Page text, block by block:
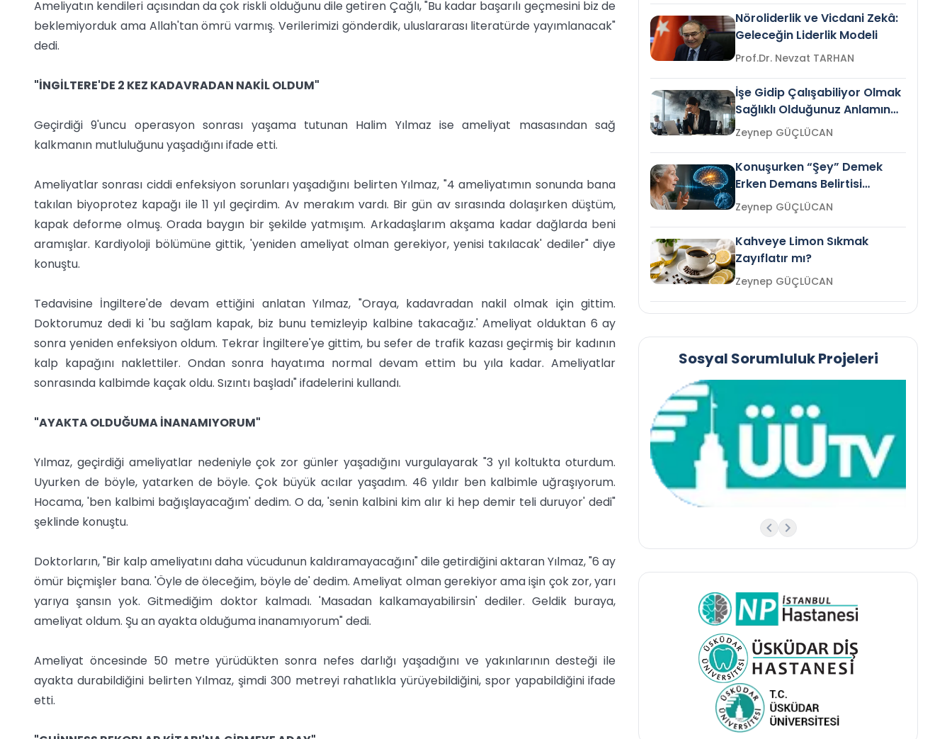
Ameliyatın kendileri açısından da çok riskli olduğunu dile getiren Çağlı, "Bu kadar başarılı geçmesini biz de
beklemiyorduk ama Allah'tan ömrü varmış. Verilerimizi gönderdik, uluslararası literatürde yayımlanacak"
dedi.
"İNGİLTERE'DE 2 KEZ KADAVRADAN NAKİL OLDUM"
Geçirdiği 9'uncu operasyon sonrası yaşama tutunan Halim Yılmaz ise ameliyat masasından sağ
kalkmanın mutluluğunu yaşadığını ifade etti.
Ameliyatlar sonrası ciddi enfeksiyon sorunları yaşadığını belirten Yılmaz, "4 ameliyatımın sonunda bana
takılan biyoprotez kapağı ile 11 yıl geçirdim. Av merakım vardı. Bir gün av sırasında dolaşırken düştüm,
kapak deforme olmuş. Orada baygın bir şekilde yatmışım. Arkadaşlarım akşama kadar dağlarda beni
aramışlar. Kardiyoloji bölümüne gittik, 'yeniden ameliyat olman gerekiyor, yenisi takılacak' dediler" diye
konuştu.
Tedavisine İngiltere'de devam ettiğini anlatan Yılmaz, "Oraya, kadavradan nakil olmak için gittim.
Doktorumuz dedi ki 'bu sağlam kapak, biz bunu temizleyip kalbine takacağız.' Ameliyat olduktan 6 ay
sonra yeniden enfeksiyon oldum. Tekrar İngiltere'ye gittim, bu sefer de trafik kazası geçirmiş bir kadının
kalp kapağını naklettiler. Ondan sonra hayatıma normal devam ettim bu yıla kadar. Ameliyatlar
sonrasında kalbimde kaçak oldu. Sızıntı başladı" ifadelerini kullandı.
"AYAKTA OLDUĞUMA İNANAMIYORUM"
Yılmaz, geçirdiği ameliyatlar nedeniyle çok zor günler yaşadığını vurgulayarak "3 yıl koltukta oturdum.
Uyurken de böyle, yatarken de böyle. Çok büyük acılar yaşadım. 46 yıldır ben kalbimle uğraşıyorum.
Hocama, 'ben kalbimi bağışlayacağım' dedim. O da, 'senin kalbini kim alır ki hep demir teli duruyor' dedi"
şeklinde konuştu.
Doktorların, "Bir kalp ameliyatını daha vücudunun kaldıramayacağını" dile getirdiğini aktaran Yılmaz, "6 ay
ömür biçmişler bana. 'Öyle de öleceğim, böyle de' dedim. Ameliyat olman gerekiyor ama işin çok zor, yarı
yarıya şansın yok. Gitmediğim doktor kalmadı. 'Masadan kalkamayabilirsin' dediler. Geldik buraya,
ameliyat oldum. Şu an ayakta olduğuma inanamıyorum" dedi.
Ameliyat öncesinde 50 metre yürüdükten sonra nefes darlığı yaşadığını ve yakınlarının desteği ile
ayakta durabildiğini belirten Yılmaz, şimdi 300 metreyi rahatlıkla yürüyebildiğini, spor yapabildiğini ifade
etti.
Nöroliderlik ve Vicdani Zekâ:
Geleceğin Liderlik Modeli
Prof.Dr. Nevzat TARHAN
İşe Gidip Çalışabiliyor Olmak
Sağlıklı Olduğunuz Anlamına
Gelir mi?Zeynep GÜÇLÜCAN
Konuşurken “Şey” Demek
Erken Demans Belirtisi
Olabilir mi?Zeynep GÜÇLÜCAN
Kahveye Limon Sıkmak
Zayıflatır mı?
Zeynep GÜÇLÜCAN
Sosyal Sorumluluk Projeleri